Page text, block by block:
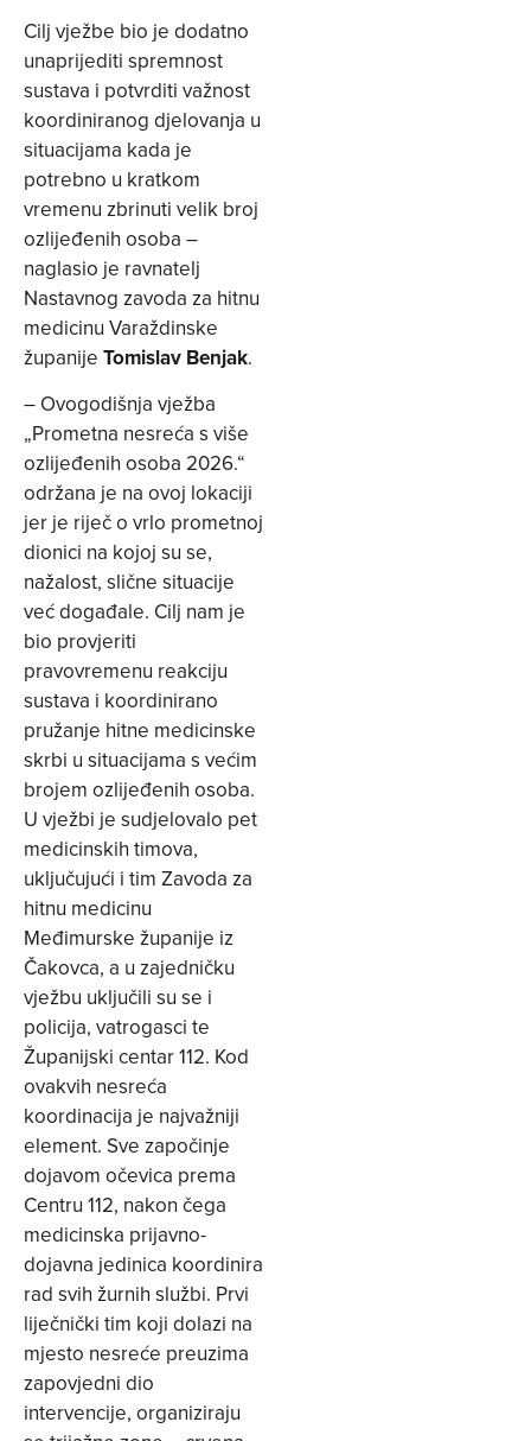
Cilj vježbe bio je dodatno
unaprijediti spremnost
sustava i potvrditi važnost
koordiniranog djelovanja u
situacijama kada je
potrebno u kratkom
vremenu zbrinuti velik broj
ozlijeđenih osoba –
naglasio je ravnatelj
Nastavnog zavoda za hitnu
medicinu Varaždinske
županije Tomislav Benjak.
– Ovogodišnja vježba
„Prometna nesreća s više
ozlijeđenih osoba 2026.“
održana je na ovoj lokaciji
jer je riječ o vrlo prometnoj
dionici na kojoj su se,
nažalost, slične situacije
već događale. Cilj nam je
bio provjeriti
pravovremenu reakciju
sustava i koordinirano
pružanje hitne medicinske
skrbi u situacijama s većim
brojem ozlijeđenih osoba.
U vježbi je sudjelovalo pet
medicinskih timova,
uključujući i tim Zavoda za
hitnu medicinu
Međimurske županije iz
Čakovca, a u zajedničku
vježbu uključili su se i
policija, vatrogasci te
Županijski centar 112. Kod
ovakvih nesreća
koordinacija je najvažniji
element. Sve započinje
dojavom očevica prema
Centru 112, nakon čega
medicinska prijavno-
dojavna jedinica koordinira
rad svih žurnih službi. Prvi
liječnički tim koji dolazi na
mjesto nesreće preuzima
zapovjedni dio
intervencije, organiziraju